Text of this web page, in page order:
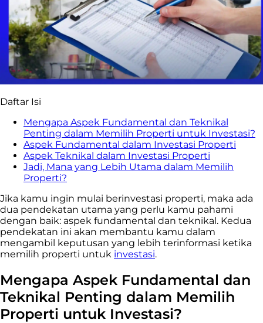
Daftar Isi
Mengapa Aspek Fundamental dan Teknikal
Penting dalam Memilih Properti untuk Investasi?
Aspek Fundamental dalam Investasi Properti
Aspek Teknikal dalam Investasi Properti
Jadi, Mana yang Lebih Utama dalam Memilih
Properti?
Jika kamu ingin mulai berinvestasi properti, maka ada
dua pendekatan utama yang perlu kamu pahami
dengan baik: aspek fundamental dan teknikal. Kedua
pendekatan ini akan membantu kamu dalam
mengambil keputusan yang lebih terinformasi ketika
memilih properti untuk investasi.
Mengapa Aspek Fundamental dan
Teknikal Penting dalam Memilih
Properti untuk Investasi?